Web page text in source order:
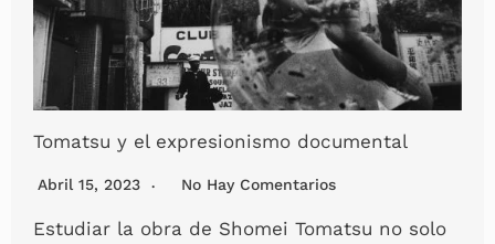
Tomatsu y el expresionismo documental
Abril 15, 2023 No Hay Comentarios
Estudiar la obra de Shomei Tomatsu no solo